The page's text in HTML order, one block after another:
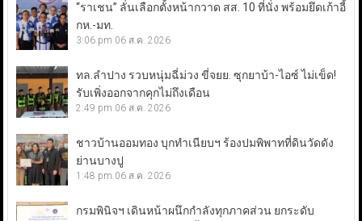
“ราเชน” ลั่นเลือกตั้งหน้ากวาด สส. 10 ที่นั่ง พร้อมยึดเก้าอี้
กห.-มท.
3:06 pm 06 ส.ค. 2026
ทล.ลำปาง รวบหนุ่มฉี่ม่วง ขี่จยย. ซุกยาบ้า-ไอซ์ ไม่เข็ด!
รับเพิ่งออกจากคุกไม่ถึงเดือน
2:49 pm 06 ส.ค. 2026
ชาวบ้านออมทอง บุกทำเนียบฯ ร้องปมพิพาทที่ดินวัดดัง
ย่านบางปู
1:48 pm 06 ส.ค. 2026
กรมพินิจฯ เดินหน้าผนึกกำลังทุกภาคส่วน ยกระดับ